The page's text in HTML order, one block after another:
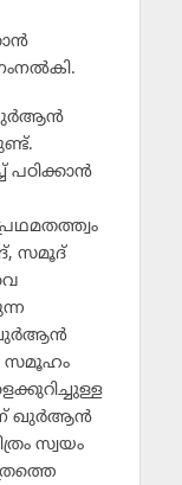
ഖുര്‍ആന്‍
സമൂദ്
ഖുര്‍ആന്‍
സമൂഹം
ഖുര്‍ആന്‍
സ്വയം